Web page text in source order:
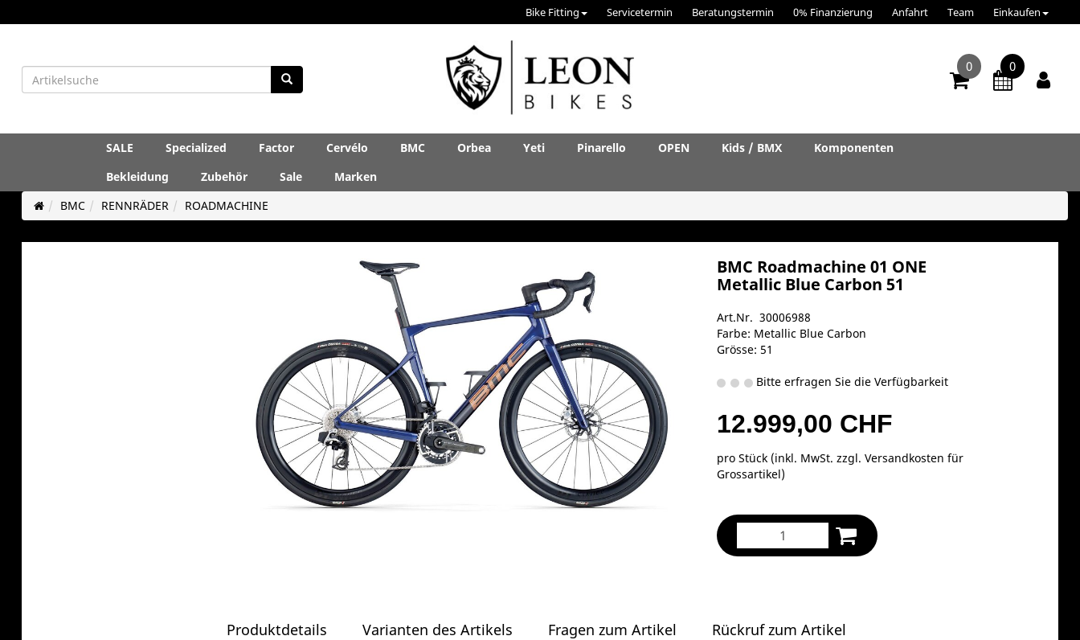
Bike Fitting Servicetermin Beratungstermin 0% Finanzierung Anfahrt Team Einkaufen
0 0
SALE Specialized Factor Cervélo BMC Orbea Yeti Pinarello OPEN Kids / BMX
Komponenten
Bekleidung
Zubehör Sale
Marken
BMC
RENNRÄDER ROADMACHINE
BMC Roadmachine 01 ONE
Metallic Blue Carbon 51
Art.Nr. 30006988
Farbe: Metallic Blue Carbon
Grösse: 51
Bitte erfragen Sie die Verfügbarkeit
12.999,00 CHF
pro Stück (inkl. MwSt. zzgl.Versandkosten für
Grossartikel)
Produktdetails Varianten des Artikels Fragen zum Artikel Rückruf zum Artikel